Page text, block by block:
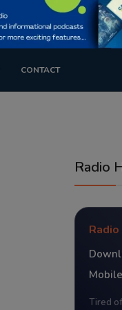
CONTACT
Radio
Radio
Tired